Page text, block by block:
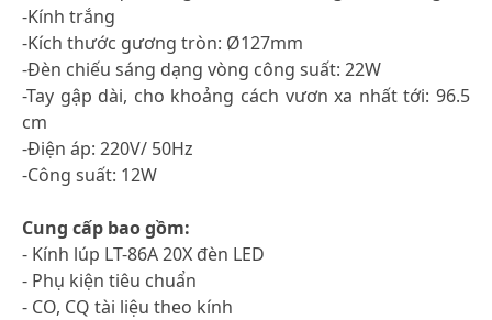
-Kính trắng
-Kích thước gương tròn: Ø127mm
-Đèn chiếu sáng dạng vòng công suất: 22W
-Tay gập dài, cho khoảng cách vươn xa nhất tới: 96.5
cm
-Điện áp: 220V/ 50Hz
-Công suất: 12W
Cung cấp bao gồm:
- Kính lúp LT-86A 20X đèn LED
- Phụ kiện tiêu chuẩn
- CO, CQ tài liệu theo kính